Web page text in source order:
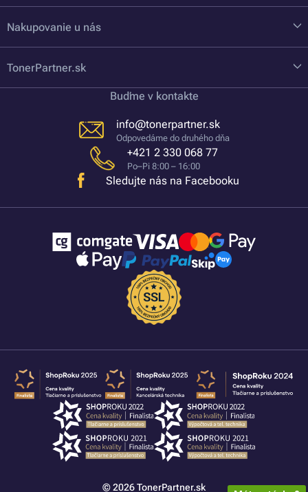
Nakupovanie u nás
TonerPartner.sk
Buďme v kontakte
info@tonerpartner.sk
Odpovedáme do druhého dňa
+421 2 330 068 77
Po–Pi 8:00 – 16:00
Sledujte nás na Facebooku
© 2026 TonerPartner.sk